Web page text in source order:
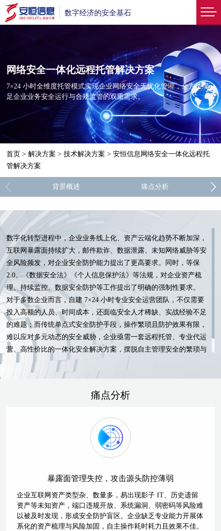
数字经济的安全基石
网络安全一体化远程托管解决方案
7×24 小时全维度托管模式实现企业网络安全无忧化管理，全方位满
足企业业务安全运行与合规监管的双重需求。
首页 >解决方案 >技术解决方案 >安恒信息网络安全一体化远程托
管解决方案
背景概述 痛点分析
数字化转型进程中，企业业务线上化、资产云端化趋势不断加深，
互联网暴露面持续扩大，邮件欺诈、数据泄露、未知网络威胁等安
全风险频发，对企业安全防护能力提出了更高要求。同时，等保
2.0、《数据安全法》《个人信息保护法》等法规，对企业资产梳
理、持续监控、数据安全防护等工作提出了明确的强制性要求。
对于多数企业而言，自建 7×24 小时专业安全运营团队，不仅需要
投入高额的人员、时间成本，还面临安全人才稀缺、实战经验不足
的难题；而传统单点式安全防护手段，操作繁琐且防护效果有限，
难以应对多元动态的安全威胁，企业亟需一套远程托管、专业代运
营、高性价比的一体化安全解决方案，摆脱自主管理安全的繁琐与
困扰，实现安全防护的专业化、高效化落地。
痛点分析
暴露面管理失控，攻击源头防控薄弱
企业互联网资产类型杂、数量多，易出现影子 IT、历史遗留
资产等未知资产，端口违规开放、系统漏洞、弱密码等风险难
以被及时发现，形成安全防护盲区。企业缺乏专业能力开展体
系化的资产梳理与风险加固，自主操作耗时耗力且效果不佳。